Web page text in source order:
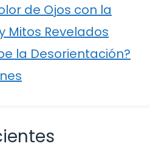
de Ojos con la
Mitos Revelados
la Desorientación?